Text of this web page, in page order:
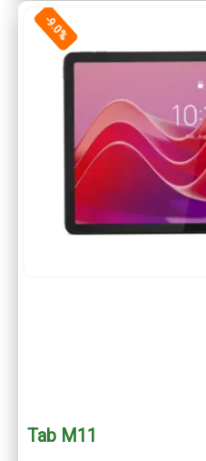
-9.0%
Tab M11